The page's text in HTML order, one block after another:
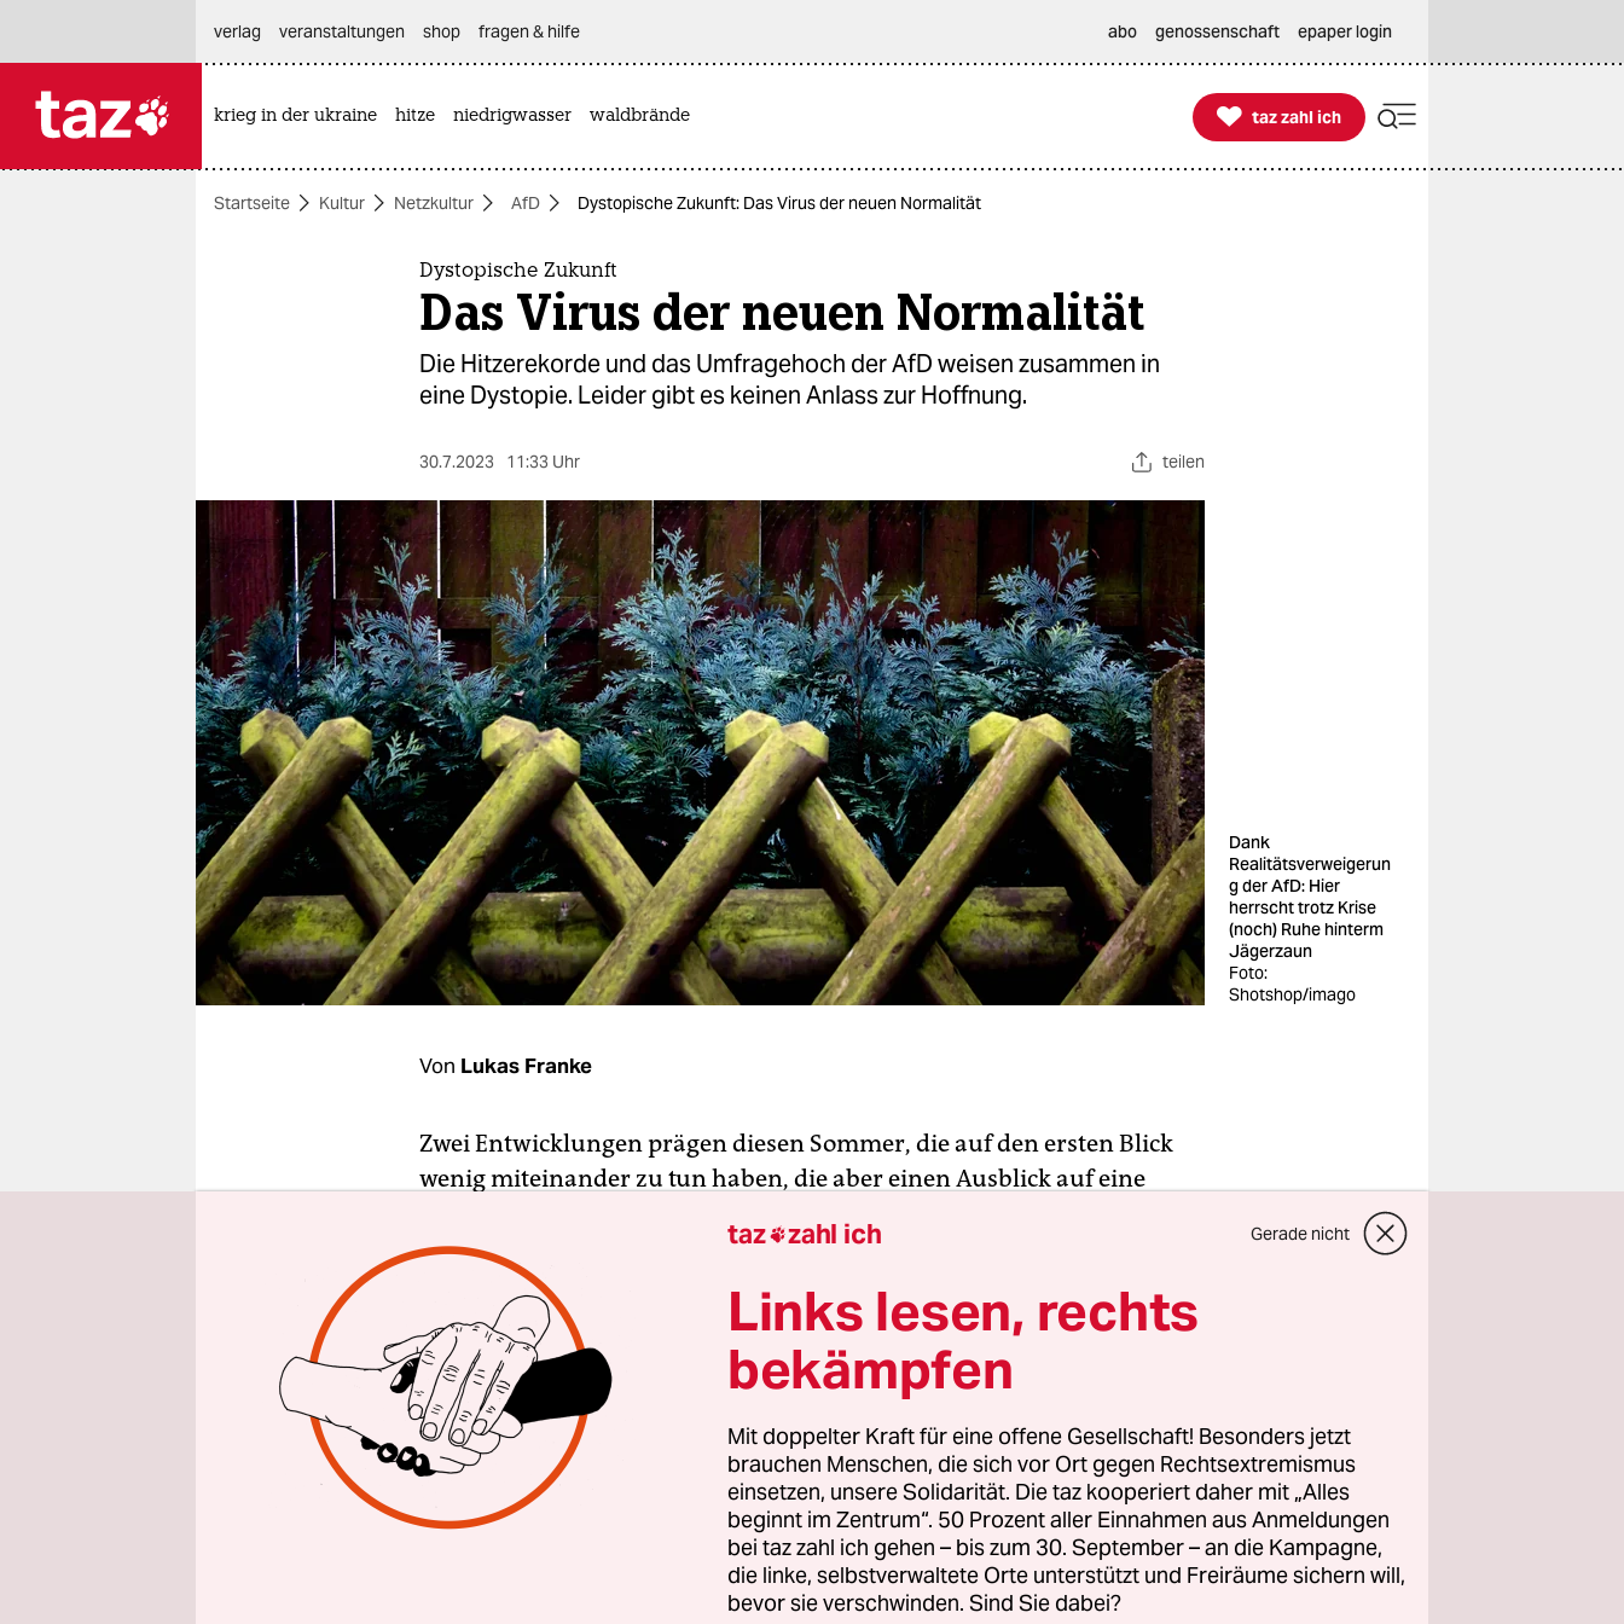
themen
berlin
nord
wahrheit
verlag
verlag
veranstaltungen
shop
fragen & hilfe
unterstützen
abo
verlag
veranstaltungen shop fragen & hilfe abo genossenschaft epaper login
krieg in der ukraine hitze niedrigwasser waldbrände 
taz zahl ich
taz zahl ich
Startseite Kultur Netzkultur AfD Dystopische Zukunft: Das Virus der neuen Normalität
Dystopische Zukunft
Das Virus der neuen Normalität
Die Hitzerekorde und das Umfragehoch der AfD weisen zusammen in
eine Dystopie. Leider gibt es keinen Anlass zur Hoffnung.
30.7.2023 11:33 Uhr teilen
Dank
Realitätsverweigerun
g der AfD: Hier
herrscht trotz Krise
(noch) Ruhe hinterm
Jägerzaun
Foto:
Shotshop/imago
Von Lukas Franke
Zwei Entwicklungen prägen diesen Sommer, die auf den ersten Blick
wenig miteinander zu tun haben, die aber einen Ausblick auf eine
ist auf der einen Seite von den Wettereignissen dieses Sommers, die
eine sich beschleunigende Klimakrise
Umfragerekorden der AfD
auf der anderen. Beides ist seit Jahren
absehbar, gegen beides sind wirksame Maßnahmen überfällig und
beides trifft sich in einem Punkt: der Sehnsucht, zur vermeintlichen
Normalität zurückzukehren.
In der Coronapandemie tauchte die Diskussion um Normalität, eine
neue Normalität, „New Normal“, erstmals auf. Das Virus hatte das
öffentliche Leben ein- und das gewohnte Leben vollständig auf den
Kopf gestellt, Kontaktbeschränkungen, Abstand, Maske – sollte das
taz zahl ich Gerade nicht
Links lesen, rechts
bekämpfen
Mit doppelter Kraft für eine offene Gesellschaft! Besonders jetzt
brauchen Menschen, die sich vor Ort gegen Rechtsextremismus
einsetzen, unsere Solidarität. Die taz kooperiert daher mit „Alles
beginnt im Zentrum“. 50 Prozent aller Einnahmen aus Anmeldungen
bei taz zahl ich gehen – bis zum 30. September – an die Kampagne,
die linke, selbstverwaltete Orte unterstützt und Freiräume sichern will,
bevor sie verschwinden. Sind Sie dabei?